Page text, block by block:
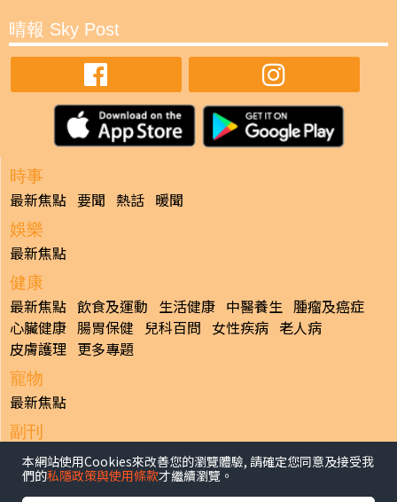
晴報 Sky Post
時事
最新焦點 要聞 熱話 暖聞
娛樂
最新焦點
健康
最新焦點 飲食及運動 生活健康 中醫養生 腫瘤及癌症
心臟健康 腸胃保健 兒科百問 女性疾病 老人病
皮膚護理 更多專題
寵物
最新焦點
副刊
最新焦點
日報
本網站使用Cookies來改善您的瀏覽體驗, 請確定您同意及接受我
們的私隱政策與使用條款才繼續瀏覽。